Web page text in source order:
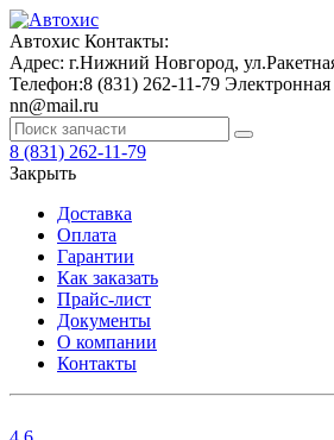
Автохис Контакты:
Адрес: г.Нижний Новгород,
Телефон:8 (831) 262-11-79 Электронная
nn@mail.ru
8 (831) 262-11-79
Закрыть
Доставка
Оплата
Гарантии
Как заказать
Прайс-лист
Документы
О компании
Контакты